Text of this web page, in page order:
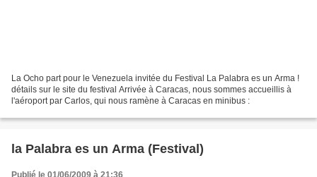
La Ocho part pour le Venezuela invitée du Festival La Palabra es un Arma !
détails sur le site du festival Arrivée à Caracas, nous sommes accueillis à
l'aéroport par Carlos, qui nous ramène à Caracas en minibus :
la Palabra es un Arma (Festival)
Publié le 01/06/2009 à 21:36